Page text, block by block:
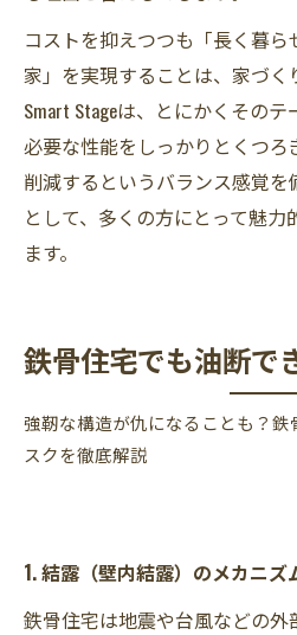
コストを抑えつつも「長く暮
家」を実現することは、家づく
Smart Stageは、とにかくそのテ
必要な性能をしっかりとくつ
削減するというバランス感覚
として、多くの方にとって魅力
ます。
鉄骨住宅でも油断で
強靭な構造が仇になることも？鉄
スクを徹底解説
1. 結露（壁内結露）のメカニズ
鉄骨住宅は地震や台風などの